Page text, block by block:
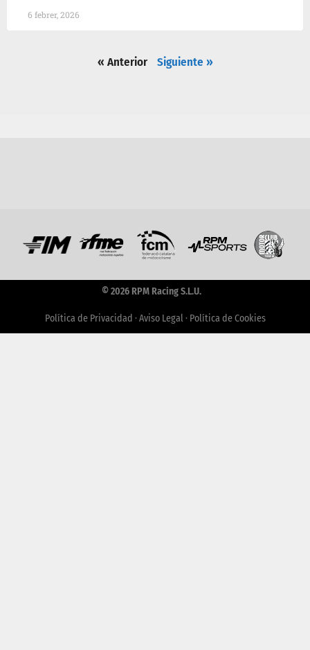
6 febrer, 2026
« Anterior Siguiente »
© 2026 RPM Racing S.L.U.
Política de Privacidad · Aviso Legal· Política de Cookies